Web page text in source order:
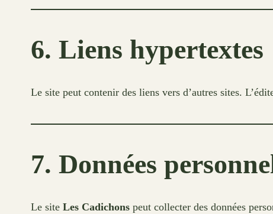
6. Liens hypertextes
Le site peut contenir des liens vers d’autres sites.
7. Données
Le site Les Cadichons peut collecter des données